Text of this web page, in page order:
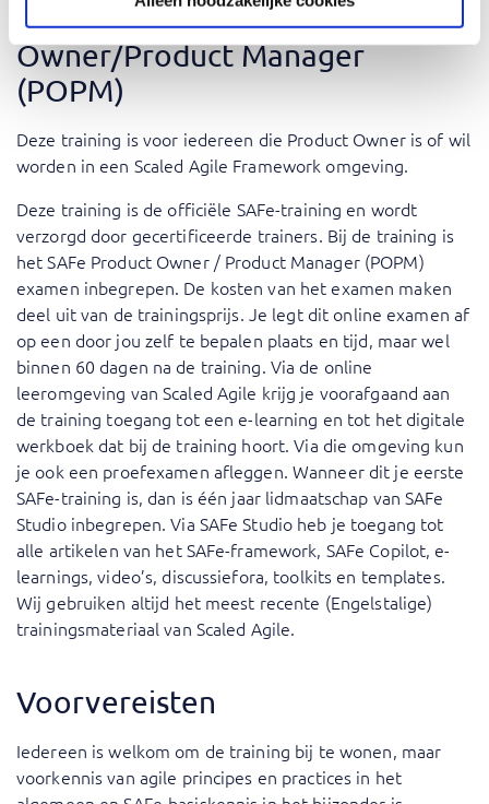
Voor wie is SAFe Product
Owner/Product Manager
(POPM)
Deze training is voor iedereen die Product Owner is of wil
worden in een Scaled Agile Framework omgeving.
Deze training is de officiële SAFe-training en wordt
verzorgd door gecertificeerde trainers. Bij de training is
het SAFe Product Owner / Product Manager (POPM)
examen inbegrepen. De kosten van het examen maken
deel uit van de trainingsprijs. Je legt dit online examen af
op een door jou zelf te bepalen plaats en tijd, maar wel
binnen 60 dagen na de training. Via de online
leeromgeving van Scaled Agile krijg je voorafgaand aan
de training toegang tot een e-learning en tot het digitale
werkboek dat bij de training hoort. Via die omgeving kun
je ook een proefexamen afleggen. Wanneer dit je eerste
SAFe-training is, dan is één jaar lidmaatschap van SAFe
Studio inbegrepen. Via SAFe Studio heb je toegang tot
alle artikelen van het SAFe-framework, SAFe Copilot, e-
learnings, video’s, discussiefora, toolkits en templates.
Wij gebruiken altijd het meest recente (Engelstalige)
trainingsmateriaal van Scaled Agile.
Voorvereisten
Iedereen is welkom om de training bij te wonen, maar
voorkennis van agile principes en practices in het